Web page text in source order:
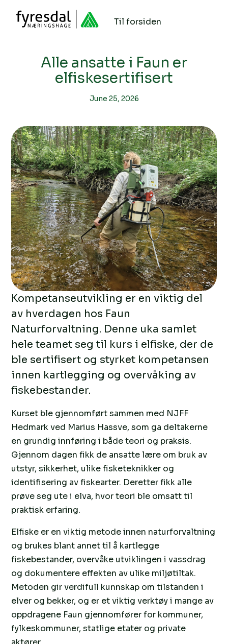
Til forsiden
Alle ansatte i Faun er
elfiskesertifisert
June 25, 2026
Kompetanseutvikling er en viktig del
av hverdagen hos Faun
Naturforvaltning. Denne uka samlet
hele teamet seg til kurs i elfiske, der de
ble sertifisert og styrket kompetansen
innen kartlegging og overvåking av
fiskebestander.
Kurset ble gjennomført sammen med NJFF
Hedmark ved Marius Hassve, som ga deltakerne
en grundig innføring i både teori og praksis.
Gjennom dagen fikk de ansatte lære om bruk av
utstyr, sikkerhet, ulike fisketeknikker og
identifisering av fiskearter. Deretter fikk alle
prøve seg ute i elva, hvor teori ble omsatt til
praktisk erfaring.
Elfiske er en viktig metode innen naturforvaltning
og brukes blant annet til å kartlegge
fiskebestander, overvåke utviklingen i vassdrag
og dokumentere effekten av ulike miljøtiltak.
Metoden gir verdifull kunnskap om tilstanden i
elver og bekker, og er et viktig verktøy i mange av
oppdragene Faun gjennomfører for kommuner,
fylkeskommuner, statlige etater og private